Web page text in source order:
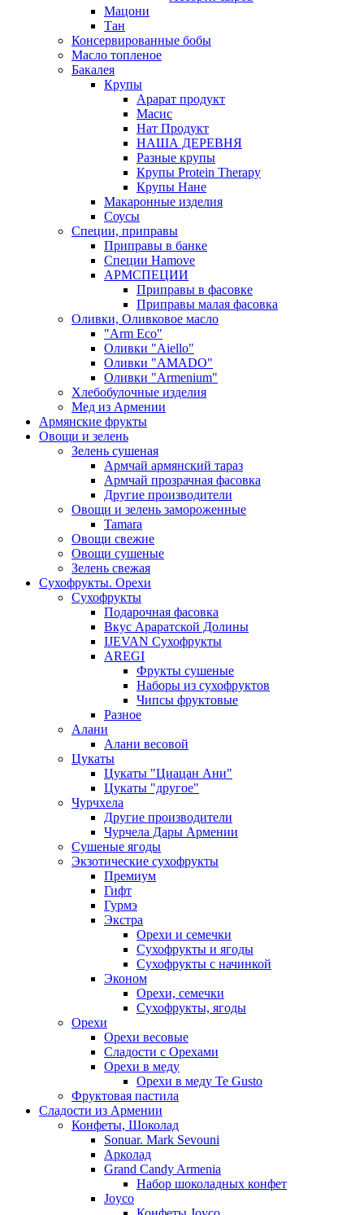
Мацони
Тан
Консервированные бобы
Масло топленое
Бакалея
Крупы
Арарат продукт
Масис
Нат Продукт
НАША ДЕРЕВНЯ
Разные крупы
Крупы Protein Therapy
Крупы Нане
Макаронные изделия
Соусы
Специи, приправы
Приправы в банке
Специи Hamove
АРМСПЕЦИИ
Приправы в фасовке
Приправы малая фасовка
Оливки, Оливковое масло
"Arm Eco"
Оливки "Aiello"
Оливки "AMADO"
Оливки "Armenium"
Хлебобулочные изделия
Мед из Армении
Армянские фрукты
Овощи и зелень
Зелень сушеная
Армчай армянский тараз
Армчай прозрачная фасовка
Другие производители
Овощи и зелень замороженные
Tamara
Овощи свежие
Овощи сушеные
Зелень свежая
Сухофрукты. Орехи
Сухофрукты
Подарочная фасовка
Вкус Араратской Долины
IJEVAN Сухофрукты
AREGI
Фрукты сушеные
Наборы из сухофруктов
Чипсы фруктовые
Разное
Алани
Алани весовой
Цукаты
Цукаты "Циацан Ани"
Цукаты "другое"
Чурчхела
Другие производители
Чурчела Дары Армении
Сушеные ягоды
Экзотические сухофрукты
Премиум
Гифт
Гурмэ
Экстра
Орехи и семечки
Сухофрукты и ягоды
Сухофрукты с начинкой
Эконом
Орехи, семечки
Сухофрукты, ягоды
Орехи
Орехи весовые
Сладости с Орехами
Орехи в меду
Орехи в меду Te Gusto
Фруктовая пастила
Сладости из Армении
Конфеты, Шоколад
Sonuar. Mark Sevouni
Арколад
Grand Candy Armenia
Набор шоколадных конфет
Joyco